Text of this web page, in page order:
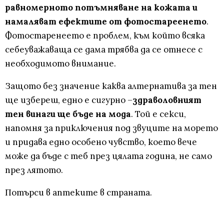
равномерното потъмняване на кожата и
намаляват ефектите от фотостареенето.
Фотостаренеето е проблем, към който всяка
себеуважаваща се дама трябва да се отнесе с
необходимото внимание.
Защото без значение каква алтернатива за тен
ще избереш, едно е сигурно –здраволовният
тен винаги ще бъде на мода. Той е секси,
напомня за приключения под звуците на морето
и придава едно особено чувство, което вече
може да бъде с теб през цялата година, не само
през лятото.
Потърси в аптеките в страната.